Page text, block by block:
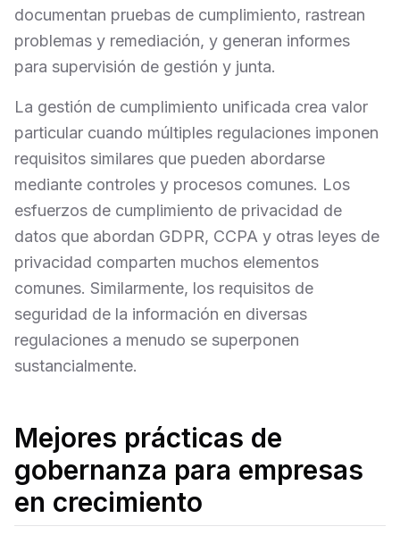
documentan pruebas de cumplimiento, rastrean
problemas y remediación, y generan informes
para supervisión de gestión y junta.
La gestión de cumplimiento unificada crea valor
particular cuando múltiples regulaciones imponen
requisitos similares que pueden abordarse
mediante controles y procesos comunes. Los
esfuerzos de cumplimiento de privacidad de
datos que abordan GDPR, CCPA y otras leyes de
privacidad comparten muchos elementos
comunes. Similarmente, los requisitos de
seguridad de la información en diversas
regulaciones a menudo se superponen
sustancialmente.
Mejores prácticas de
gobernanza para empresas
en crecimiento